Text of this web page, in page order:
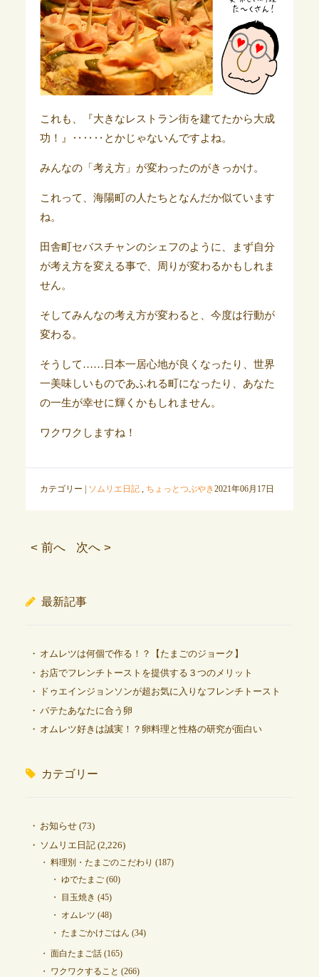
これも、『大きなレストラン街を建てたから大成
功！』‥‥‥とかじゃないんですよね。
みんなの「考え方」が変わったのがきっかけ。
これって、海陽町の人たちとなんだか似ています
ね。
田舎町セバスチャンのシェフのように、まず自分
が考え方を変える事で、周りが変わるかもしれま
せん。
そしてみんなの考え方が変わると、今度は行動が
変わる。
そうして……日本一居心地が良くなったり、世界
一美味しいものであふれる町になったり、あなた
の一生が幸せに輝くかもしれません。
ワクワクしますね！
カテゴリー | ソムリエ日記, ちょっとつぶやき2021年06月17日
< 前へ 次へ >
最新記事
オムレツは何個で作る！？【たまごのジョーク】
お店でフレンチトーストを提供する３つのメリット
ドゥエインジョンソンが超お気に入りなフレンチトースト
バテたあなたに合う卵
オムレツ好きは誠実！？卵料理と性格の研究が面白い
カテゴリー
お知らせ(73)
ソムリエ日記(2,226)
料理別・たまごのこだわり (187)
ゆでたまご(60)
目玉焼き (45)
オムレツ (48)
たまごかけごはん (34)
面白たまご話(165)
ワクワクすること (266)